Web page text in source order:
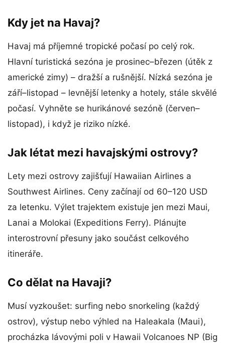
Kdy jet na Havaj?
Havaj má příjemné tropické počasí po celý rok.
Hlavní turistická sezóna je prosinec–březen (útěk z
americké zimy) – dražší a rušnější. Nízká sezóna je
září–listopad – levnější letenky a hotely, stále skvělé
počasí. Vyhněte se hurikánové sezóně (červen–
listopad), i když je riziko nízké.
Jak létat mezi havajskými ostrovy?
Lety mezi ostrovy zajišťují Hawaiian Airlines a
Southwest Airlines. Ceny začínají od 60–120 USD
za letenku. Výlet trajektem existuje jen mezi Maui,
Lanai a Molokai (Expeditions Ferry). Plánujte
interostrovní přesuny jako součást celkového
itineráře.
Co dělat na Havaji?
Musí vyzkoušet: surfing nebo snorkeling (každý
ostrov), výstup nebo výhled na Haleakala (Maui),
procházka lávovými poli v Hawaii Volcanoes NP (Big